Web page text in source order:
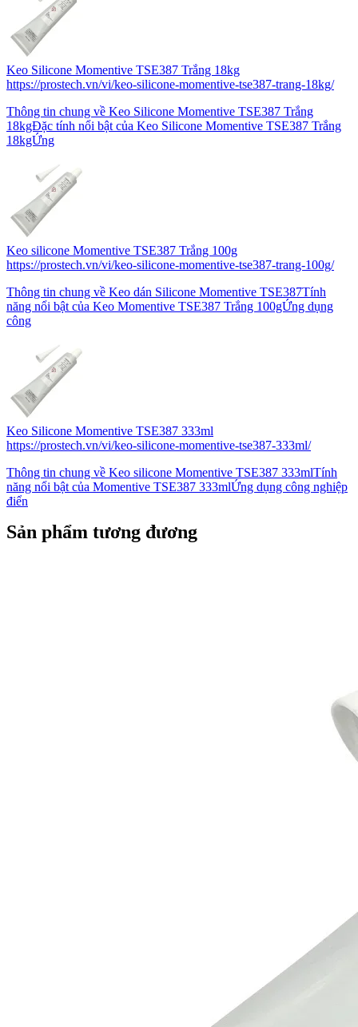
Keo Silicone Momentive TSE387 Trắng 18kg
https://prostech.vn/vi/keo-silicone-momentive-tse387-trang-18kg/
Thông tin chung về Keo Silicone Momentive TSE387 Trắng
18kgĐặc tính nổi bật của Keo Silicone Momentive TSE387 Trắng
18kgỨng
Keo silicone Momentive TSE387 Trắng 100g
https://prostech.vn/vi/keo-silicone-momentive-tse387-trang-100g/
Thông tin chung về Keo dán Silicone Momentive TSE387Tính
năng nổi bật của Keo Momentive TSE387 Trắng 100gỨng dụng
công
Keo Silicone Momentive TSE387 333ml
https://prostech.vn/vi/keo-silicone-momentive-tse387-333ml/
Thông tin chung về Keo silicone Momentive TSE387 333mlTính
năng nổi bật của Momentive TSE387 333mlỨng dụng công nghiệp
điển
Sản phẩm tương đương